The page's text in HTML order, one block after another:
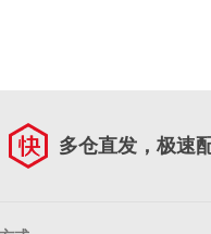
多仓直发，极速